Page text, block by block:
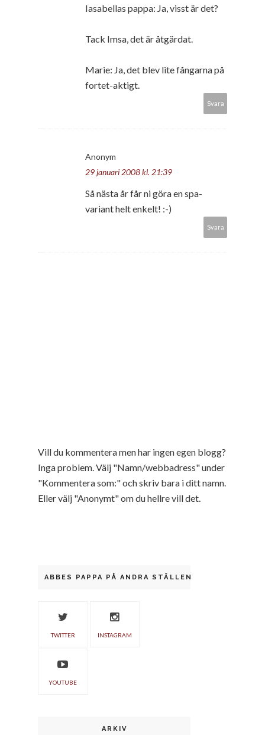
Iasabellas pappa: Ja, visst är det?
Tack Imsa, det är åtgärdat.
Marie: Ja, det blev lite fångarna på
fortet-aktigt.
Svara
Anonym
29 januari 2008 kl. 21:39
Så nästa år får ni göra en spa-
variant helt enkelt! :-)
Svara
Vill du kommentera men har ingen egen blogg?
Inga problem. Välj "Namn/webbadress" under
"Kommentera som:" och skriv bara i ditt namn.
Eller välj "Anonymt" om du hellre vill det.
ABBES PAPPA PÅ ANDRA STÄLLEN
TWITTER INSTAGRAM
YOUTUBE
ARKIV